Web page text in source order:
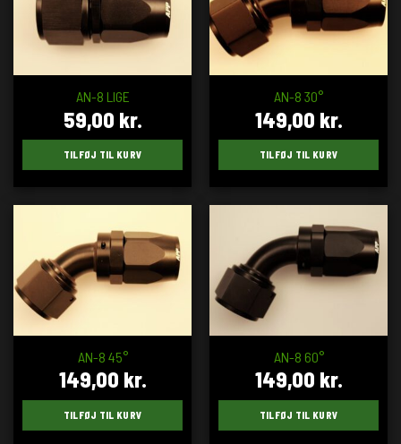
AN-8 LIGE
59,00 kr.
TILFØJ TIL KURV
AN-8 30°
149,00 kr.
TILFØJ TIL KURV
AN-8 45°
149,00 kr.
TILFØJ TIL KURV
AN-8 60°
149,00 kr.
TILFØJ TIL KURV